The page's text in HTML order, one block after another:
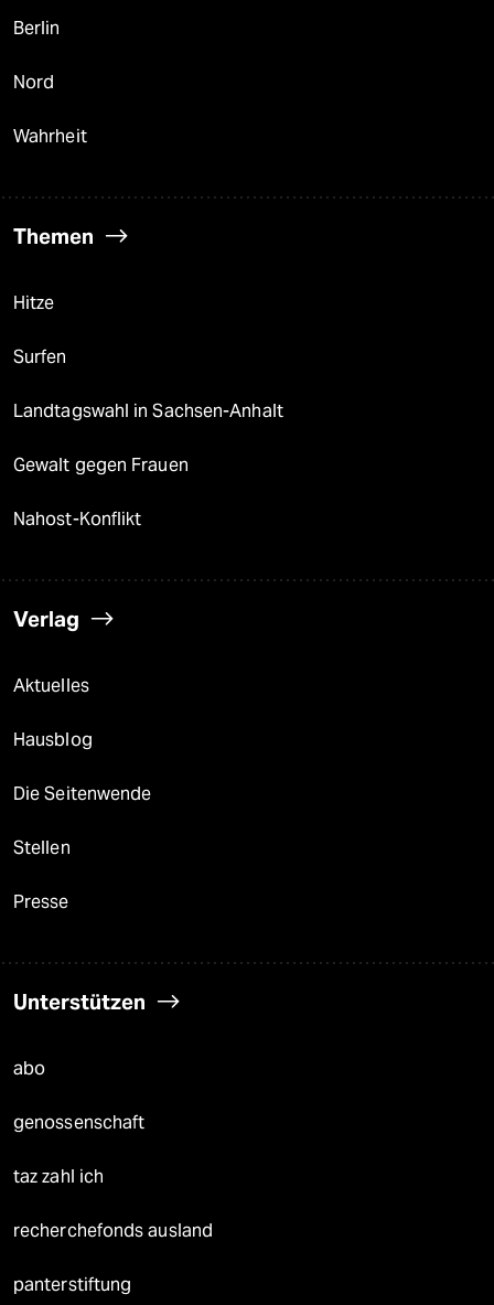
Berlin
Nord
Wahrheit
Themen
Hitze
Surfen
Landtagswahl in Sachsen-Anhalt
Gewalt gegen Frauen
Nahost-Konflikt
Verlag
Aktuelles
Hausblog
Die Seitenwende
Stellen
Presse
Unterstützen
abo
genossenschaft
taz zahl ich
recherchefonds ausland
panterstiftung